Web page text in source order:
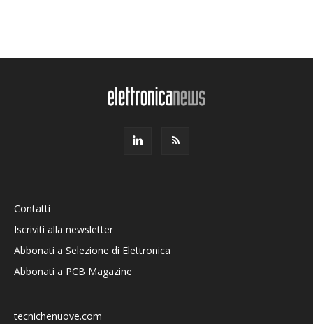
Contatti
Iscriviti alla newsletter
Abbonati a Selezione di Elettronica
Abbonati a PCB Magazine
tecnichenuove.com